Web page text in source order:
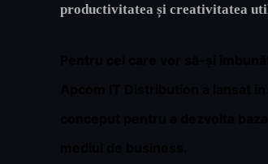
productivitatea și creativitatea